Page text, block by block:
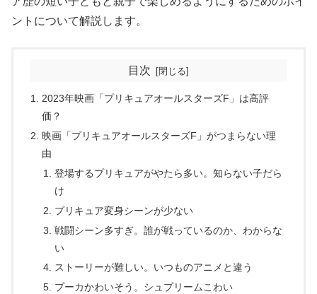
ントについて解説します。
目次
2023年映画「プリキュアオールスターズF」は高評
価？
映画「プリキュアオールスターズF」がつまらない理
由
登場するプリキュアがやたら多い。知らない子だら
け
プリキュア変身シーンが少ない
戦闘シーン多すぎ。誰が戦っているのか、わからな
い
ストーリーが難しい。いつものアニメと違う
プーカかわいそう。シュプリームこわい